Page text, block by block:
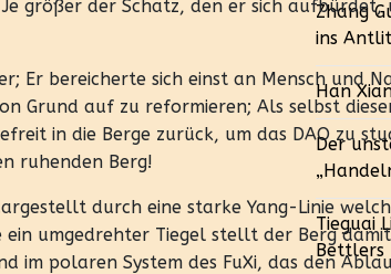
größer der Schatz, den er sich
Er bereicherte sich einst an Mensch und
Grund auf zu reformieren; Als selbst
in die Berge zurück, um das DAO zu
ruhenden Berg!
durch eine starke Yang-Linie
ein umgedrehter Tiegel stellt der Berg
im polaren System des FuXi, das den
Zhang
ins
Han
Der
Tieguai
Bettlers